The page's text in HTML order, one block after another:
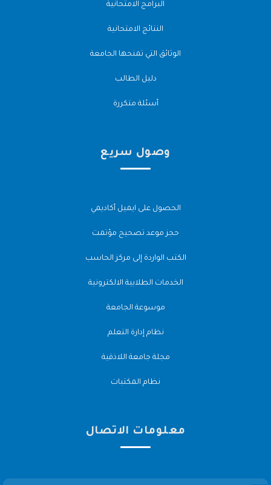
البرامج الامتحانية
النتائج الامتحانية
الوثائق التي تمنحها الجامعة
دليل الطالب
أسئلة متكررة
وصول سريع
الحصول على ايميل أكاديمي
حجز موعد تصحيح مؤتمت
الكتب الواردة إلى مركز الحاسب
الخدمات الطلابية الالكترونية
موسوعة الجامعة
نظام إدارة التعلم
مجلة جامعة اللاذقية
نظام المكتبات
معلومات الاتصال